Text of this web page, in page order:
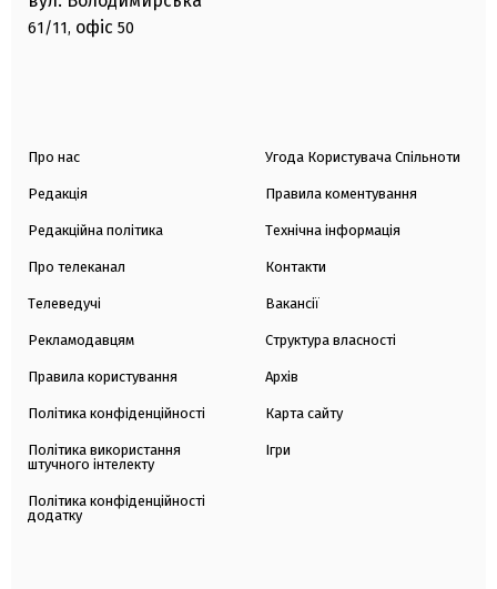
61/11, офіс 50
Про нас
Редакція
Редакційна політика
Про телеканал
Телеведучі
Рекламодавцям
Правила користування
Політика конфіденційності
Політика використання
штучного інтелекту
Політика конфіденційності
додатку
Угода Користувача Спільноти
Правила коментування
Технічна інформація
Контакти
Вакансії
Структура власності
Архів
Карта сайту
Ігри